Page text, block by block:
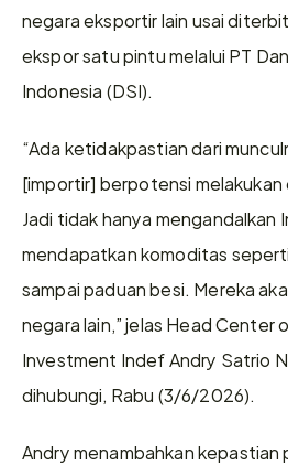
negara eksportir lain usai
ekspor satu pintu melalui PT
Indonesia (DSI).
“Ada ketidakpastian dari
[importir] berpotensi melakukan
Jadi tidak hanya mengandalkan
mendapatkan komoditas
sampai paduan besi. Mereka
negara lain,” jelas Head Center
Investment Indef Andry Satrio
dihubungi, Rabu (3/6/2026).
Andry menambahkan kepastian